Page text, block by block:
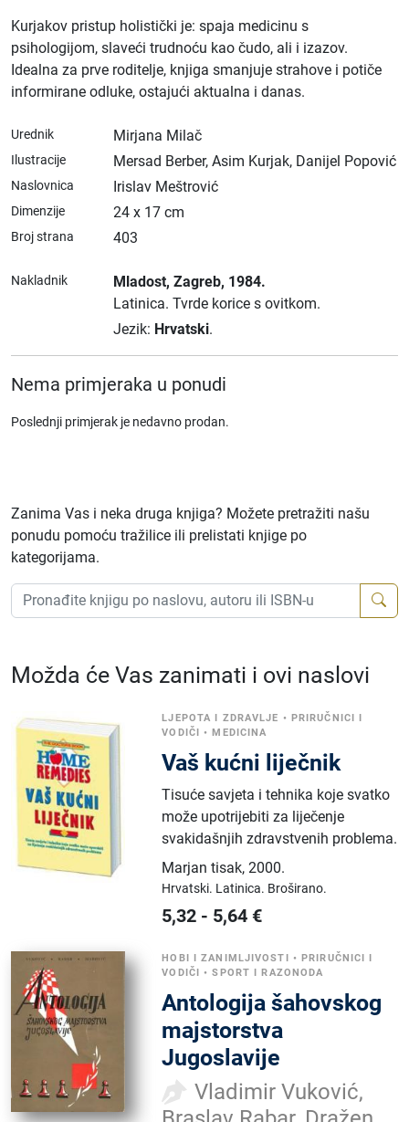
Kurjakov pristup holistički je: spaja medicinu s
psihologijom, slaveći trudnoću kao čudo, ali i izazov.
Idealna za prve roditelje, knjiga smanjuje strahove i potiče
informirane odluke, ostajući aktualna i danas.
Urednik Mirjana Milač
Ilustracije Mersad Berber, Asim Kurjak, Danijel Popović
Naslovnica Irislav Meštrović
Dimenzije 24 x 17 cm
Broj strana 403
Nakladnik Mladost, Zagreb, 1984.
Latinica. Tvrde korice s ovitkom.
Jezik: Hrvatski.
Nema primjeraka u ponudi
Poslednji primjerak je nedavno prodan.
Zanima Vas i neka druga knjiga? Možete pretražiti našu
ponudu pomoću tražilice ili prelistati knjige po
kategorijama.
Možda će Vas zanimati i ovi naslovi
LJEPOTA I ZDRAVLJE • PRIRUČNICI I
VODIČI •MEDICINA
Vaš kućni liječnik
Tisuće savjeta i tehnika koje svatko
može upotrijebiti za liječenje
svakidašnjih zdravstvenih problema.
Marjan tisak,2000.
Hrvatski. Latinica. Broširano.
5,32 - 5,64 €
HOBI I ZANIMLJIVOSTI •PRIRUČNICI I
VODIČI •SPORT I RAZONODA
Antologija šahovskog
majstorstva
Jugoslavije
Vladimir Vuković,